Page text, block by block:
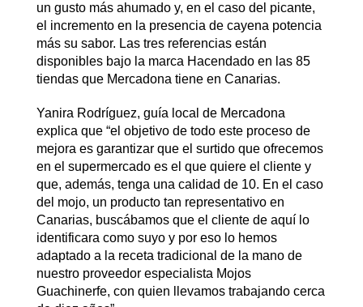
un gusto más ahumado y, en el caso del picante,
el incremento en la presencia de cayena potencia
más su sabor. Las tres referencias están
disponibles bajo la marca Hacendado en las 85
tiendas que Mercadona tiene en Canarias.
Yanira Rodríguez, guía local de Mercadona
explica que “el objetivo de todo este proceso de
mejora es garantizar que el surtido que ofrecemos
en el supermercado es el que quiere el cliente y
que, además, tenga una calidad de 10. En el caso
del mojo, un producto tan representativo en
Canarias, buscábamos que el cliente de aquí lo
identificara como suyo y por eso lo hemos
adaptado a la receta tradicional de la mano de
nuestro proveedor especialista Mojos
Guachinerfe, con quien llevamos trabajando cerca